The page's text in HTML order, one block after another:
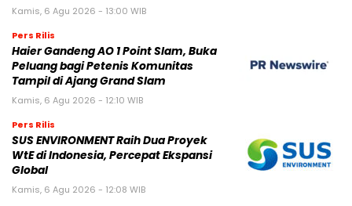
Kamis, 6 Agu 2026 - 13:00 WIB
Pers Rilis
Haier Gandeng AO 1 Point Slam, Buka
Peluang bagi Petenis Komunitas
Tampil di Ajang Grand Slam
Kamis, 6 Agu 2026 - 12:10 WIB
Pers Rilis
SUS ENVIRONMENT Raih Dua Proyek
WtE di Indonesia, Percepat Ekspansi
Global
Kamis, 6 Agu 2026 - 12:08 WIB